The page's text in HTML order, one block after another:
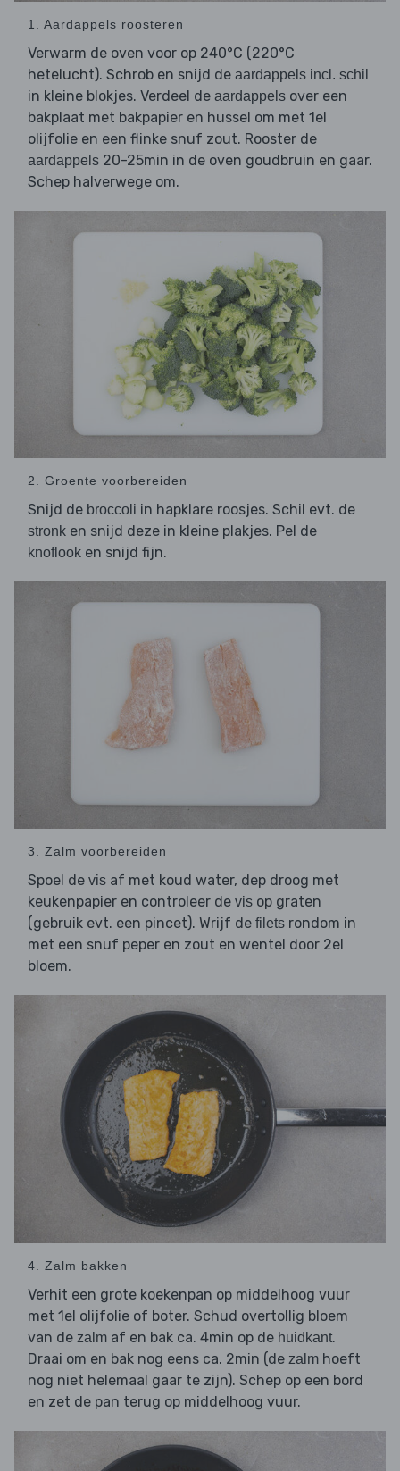
1. Aardappels roosteren
Verwarm de oven voor op 240°C (220°C
hetelucht). Schrob en snijd de aardappels incl. schil
in kleine blokjes. Verdeel de aardappels over een
bakplaat met bakpapier en hussel om met 1el
olijfolie en een flinke snuf zout. Rooster de
aardappels 20-25min in de oven goudbruin en gaar.
Schep halverwege om.
2. Groente voorbereiden
Snijd de broccoli in hapklare roosjes. Schil evt. de
stronk en snijd deze in kleine plakjes. Pel de
knoflook en snijd fijn.
3. Zalm voorbereiden
Spoel de vis af met koud water, dep droog met
keukenpapier en controleer de vis op graten
(gebruik evt. een pincet). Wrijf de filets rondom in
met een snuf peper en zout en wentel door 2el
bloem.
4. Zalm bakken
Verhit een grote koekenpan op middelhoog vuur
met 1el olijfolie of boter. Schud overtollig bloem
van de zalm af en bak ca. 4min op de huidkant.
Draai om en bak nog eens ca. 2min (de zalm hoeft
nog niet helemaal gaar te zijn). Schep op een bord
en zet de pan terug op middelhoog vuur.